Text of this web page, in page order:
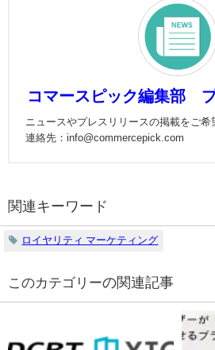
コマースピック編集部
ニュースやプレスリリースの掲載をご希
連絡先：info@commercepick.com
関連キーワード
ロイヤリティ マーケティング
の関連記事